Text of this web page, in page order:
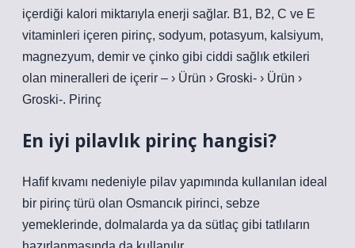
içerdiği kalori miktarıyla enerji sağlar. B1, B2, C ve E
vitaminleri içeren pirinç, sodyum, potasyum, kalsiyum,
magnezyum, demir ve çinko gibi ciddi sağlık etkileri
olan mineralleri de içerir – › Ürün › Groski- › Ürün ›
Groski-. Pirinç
En iyi pilavlık pirinç hangisi?
Hafif kıvamı nedeniyle pilav yapımında kullanılan ideal
bir pirinç türü olan Osmancık pirinci, sebze
yemeklerinde, dolmalarda ya da sütlaç gibi tatlıların